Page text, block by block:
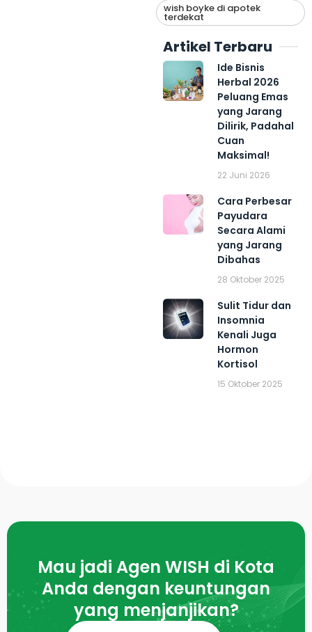
wish boyke di apotek
terdekat
Artikel Terbaru
Ide Bisnis
Herbal 2026
Peluang Emas
yang Jarang
Dilirik, Padahal
Cuan
Maksimal!
22 Juni 2026
Cara Perbesar
Payudara
Secara Alami
yang Jarang
Dibahas
28 Oktober 2025
Sulit Tidur dan
Insomnia
Kenali Juga
Hormon
Kortisol
15 Oktober 2025
Mau jadi Agen WISH di Kota
Anda dengan keuntungan
yang menjanjikan?